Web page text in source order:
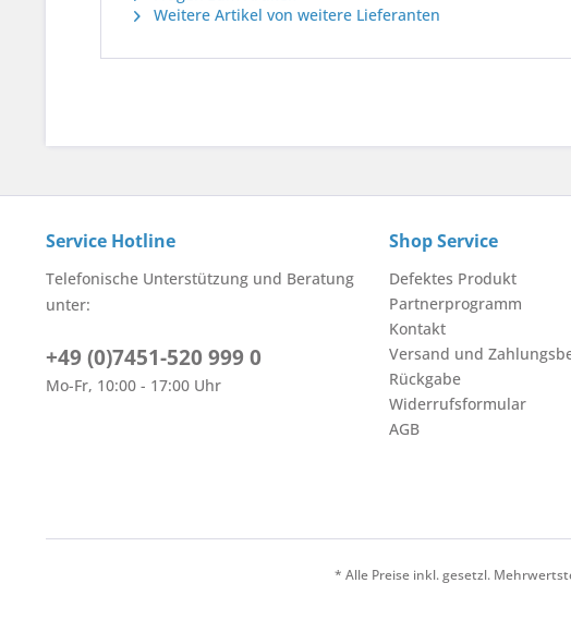
Weitere Artikel von weitere Lieferanten
Service Hotline
Telefonische Unterstützung und Beratung
unter:
+49 (0)7451-520 999 0
Mo-Fr, 10:00 - 17:00 Uhr
Shop Service
Defektes Produkt
Partnerprogramm
Kontakt
Versand und
Rückgabe
Widerrufsformular
AGB
* Alle Preise inkl. gesetzl.